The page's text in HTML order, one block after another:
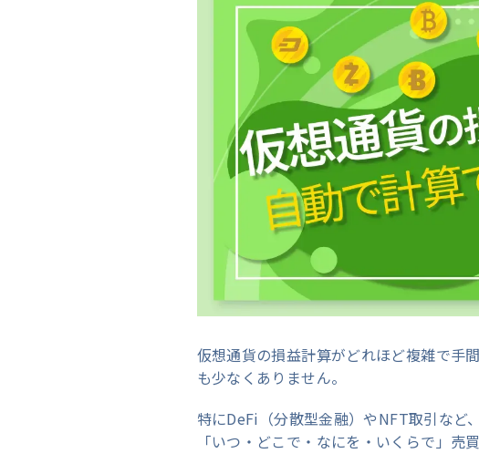
仮想通貨の損益計算がどれほど複雑で手
も少なくありません。
特にDeFi（分散型金融）やNFT取引など
「いつ・どこで・なにを・いくらで」売